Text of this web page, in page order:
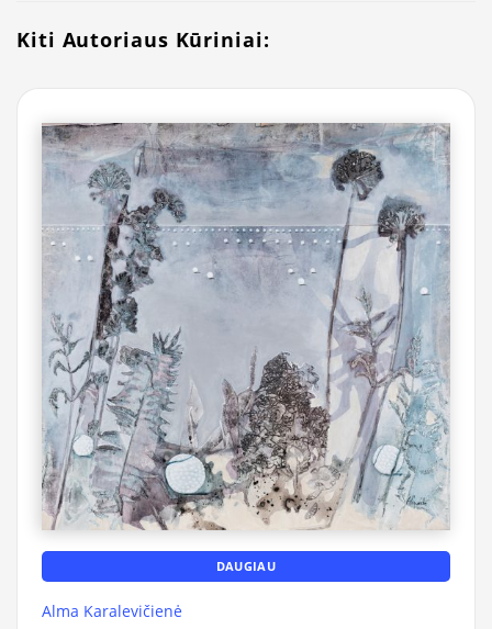
Kiti Autoriaus Kūriniai:
DAUGIAU
Alma Karalevičienė